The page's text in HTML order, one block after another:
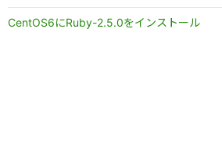
CentOS6にRuby-2.5.0をインストール